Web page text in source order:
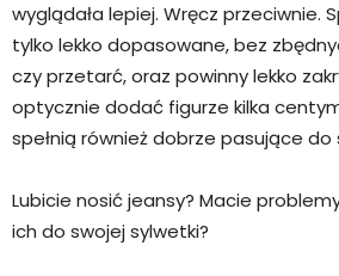
wyglądała lepiej. Wręcz przeciwnie.
tylko lekko dopasowane, bez
czy przetarć, oraz powinny lekko
optycznie dodać figurze kilka
spełnią również dobrze pasujące do
Lubicie nosić jeansy? Macie
ich do swojej sylwetki?